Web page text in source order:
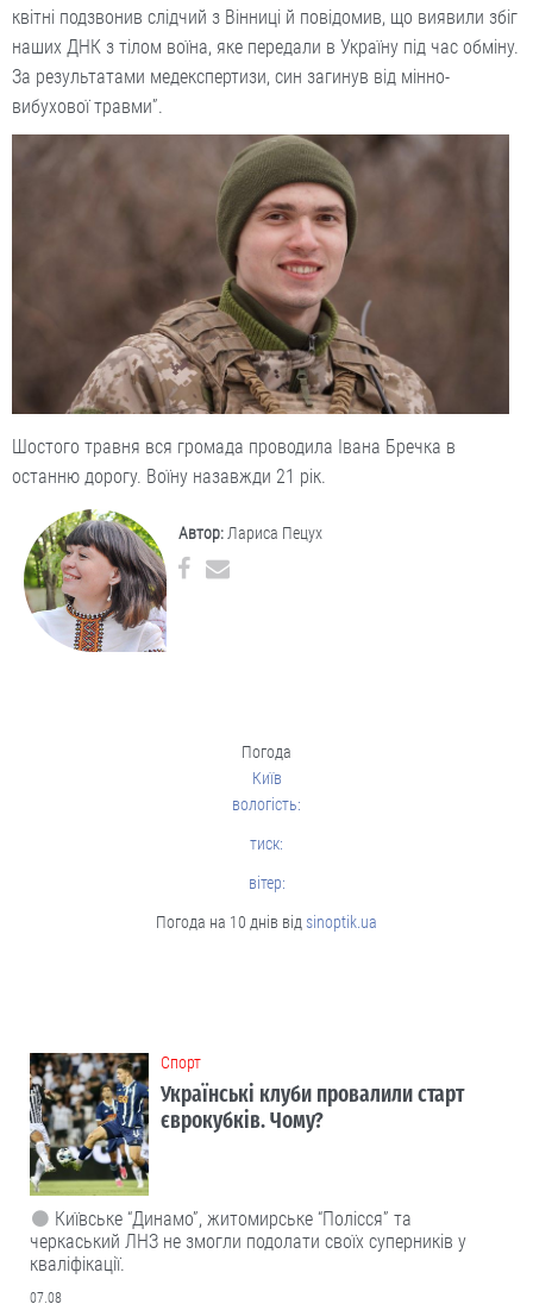
квітні подзвонив слідчий з Вінниці й повідомив, що виявили збіг
наших ДНК з тілом воїна, яке передали в Україну під час обміну.
За результатами медекспертизи, син загинув від мінно-
вибухової травми”.
Шостого травня вся громада проводила Івана Бречка в
останню дорогу. Воїну назавжди 21 рік.
Автор: Лариса Пецух
Погода
Київ
вологість:
тиск:
вітер:
Погода на 10 днів від sinoptik.ua
Cпорт
Українські клуби провалили старт
єврокубків. Чому?
Київське “Динамо”, житомирське “Полісся” та
черкаський ЛНЗ не змогли подолати своїх суперників у
кваліфікації.
07.08